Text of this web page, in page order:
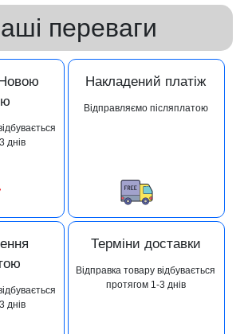
переваги
днів
Накладений платіж
Відправляємо післяплатою
днів
Терміни доставки
Відправка товару відбувається
протягом 1-3 днів